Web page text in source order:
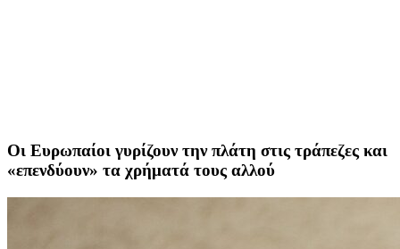
Οι Ευρωπαίοι γυρίζουν την πλάτη στις τράπεζες και
«επενδύουν» τα χρήματά τους αλλού